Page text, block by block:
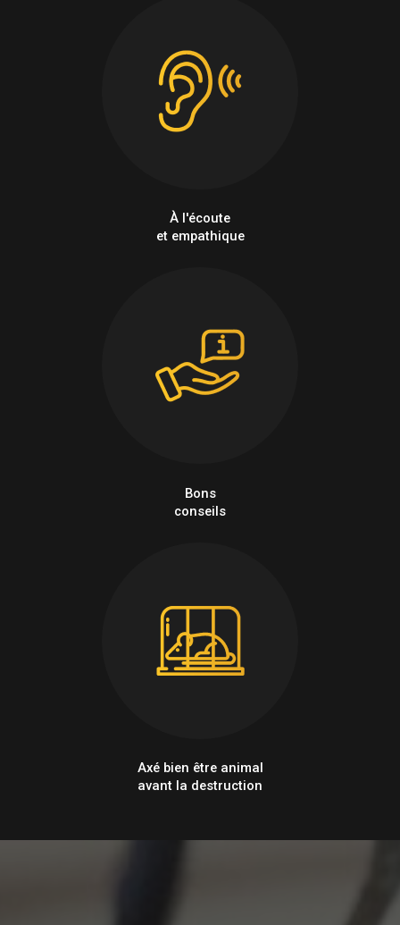
À l'écoute
et empathique
Bons
conseils
Axé bien être animal
avant la destruction